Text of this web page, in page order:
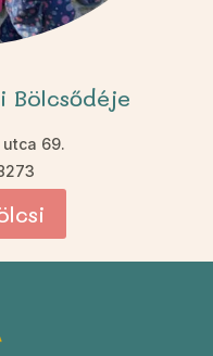
Bölcsődéje
69.